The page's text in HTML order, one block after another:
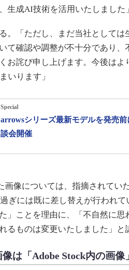
生成AI技術を活用いたしました
。「ただし、まだ当社としては
て確認や調整が不十分であり
お詫び申し上げます。今後は
いります」
Special
arrowsシリーズ最新モデルを発売
談会開催
像については、指摘されてい
ぎには既に差し替えが行われ
」ことを理由に、「不自然に
るものは変更いたしました」と
は「Adobe Stock内の画像」